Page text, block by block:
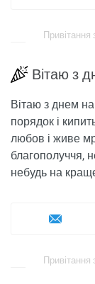
Вітаю з
Вітаю з днем
порядок і
любов і живе
благополуччя,
небудь на